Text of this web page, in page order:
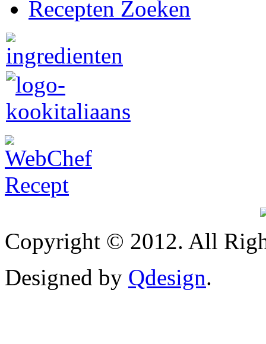
Recepten Zoeken
Copyright © 2012. All
Designed by Qdesign.